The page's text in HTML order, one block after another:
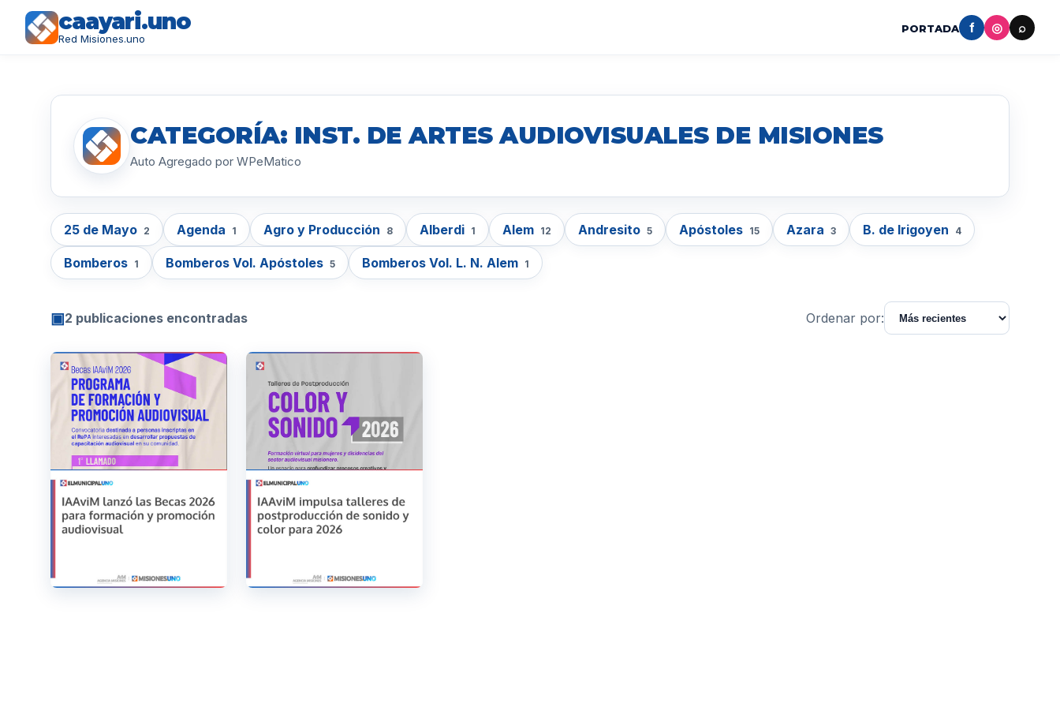
caayari.uno
Red Misiones.uno
PORTADA f ◎ ⌕
CATEGORÍA: INST. DE ARTES AUDIOVISUALES DE MISIONES
Auto Agregado por WPeMatico
25 de Mayo 2 Agenda 1 Agro y Producción 8 Alberdi 1 Alem 12 Andresito 5 Apóstoles 15 Azara 3 B. de Irigoyen 4
Bomberos 1 Bomberos Vol. Apóstoles 5 Bomberos Vol. L. N. Alem 1
▣2 publicaciones encontradas Ordenar por: